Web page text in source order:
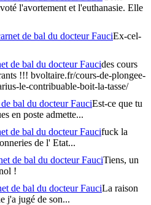
l'avortement et l'euthanasie. Elle
de bal du docteur FauciEx-cel-
de bal du docteur Faucides cours
!!! bvoltaire.fr/cours-de-plongee-
le-contribuable-boit-la-tasse/
bal du docteur FauciEst-ce que tu
en poste admette...
de bal du docteur Faucifuck la
de l' Etat...
de bal du docteur FauciTiens, un
!
de bal du docteur FauciLa raison
j'a jugé de son...